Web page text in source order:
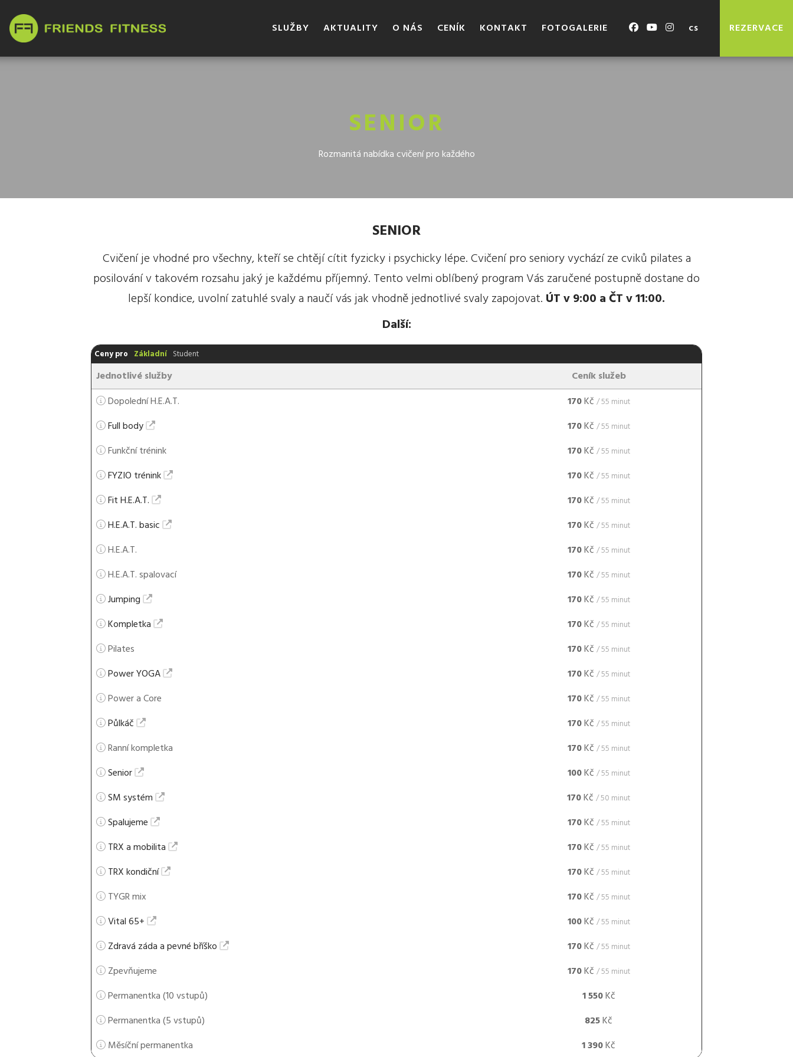
SLUŽBY AKTUALITY O NÁS CENÍK KONTAKT FOTOGALERIE REZERVACE
cs
SENIOR
Rozmanitá nabídka cvičení pro každého
SENIOR
Cvičení je vhodné pro všechny, kteří se chtějí cítit fyzicky i psychicky lépe. Cvičení pro seniory vychází ze cviků pilates a
posilování v takovém rozsahu jaký je každému příjemný. Tento velmi oblíbený program Vás zaručené postupně dostane do
lepší kondice, uvolní zatuhlé svaly a naučí vás jak vhodně jednotlivé svaly zapojovat. ÚT v 9:00 a ČT v 11:00.
Další:
Ceny pro Základní Student
Jednotlivé služby
Ceník služeb
Dopolední H.E.A.T.
170Kč / 55 minut
Full body 170Kč / 55 minut
Funkční trénink 170Kč / 55 minut
FYZIO trénink 170Kč / 55 minut
Fit H.E.A.T. 170Kč / 55 minut
H.E.A.T. basic 170Kč / 55 minut
H.E.A.T. 170Kč / 55 minut
H.E.A.T. spalovací 170Kč / 55 minut
Jumping 170Kč / 55 minut
Kompletka 170Kč / 55 minut
Pilates 170Kč / 55 minut
Power YOGA 170Kč / 55 minut
Power a Core 170Kč / 55 minut
Půlkáč 170Kč / 55 minut
Ranní kompletka 170Kč / 55 minut
Senior 100Kč / 55 minut
SM systém 170Kč / 50 minut
Spalujeme 170Kč / 55 minut
TRX a mobilita 170Kč / 55 minut
TRX kondiční 170Kč / 55 minut
TYGR mix 170Kč / 55 minut
Vital 65+ 100Kč / 55 minut
Zdravá záda a pevné bříško 170Kč / 55 minut
Zpevňujeme 170Kč / 55 minut
Permanentka (10 vstupů) 1 550Kč
Permanentka (5 vstupů)
825Kč
Měsíční permanentka
1 390Kč